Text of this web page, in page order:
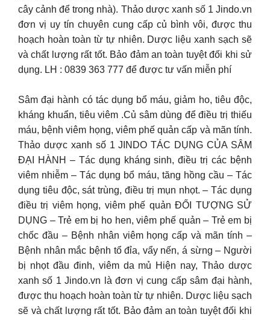
cây cảnh để trong nhà). Thảo dược xanh số 1 Jindo.vn
đơn vị uy tín chuyên cung cấp củ bình vôi, được thu
hoạch hoàn toàn từ tự nhiên. Dược liệu xanh sạch sẽ
và chất lượng rất tốt. Bảo đảm an toàn tuyệt đối khi sử
dụng. LH : 0839 363 777 để được tư vấn miễn phí
Sâm đại hành có tác dụng bổ máu, giảm ho, tiêu độc,
kháng khuẩn, tiêu viêm .Củ sâm dùng để điều trị thiếu
máu, bệnh viêm họng, viêm phế quản cấp và mãn tính.
Thảo dược xanh số 1 JINDO TÁC DỤNG CỦA SÂM
ĐẠI HÀNH – Tác dụng kháng sinh, điều trị các bệnh
viêm nhiễm – Tác dụng bổ máu, tăng hồng cầu – Tác
dụng tiêu độc, sát trùng, điều trị mụn nhọt. – Tác dụng
điều trị viêm họng, viêm phế quản ĐỐI TƯỢNG SỬ
DỤNG – Trẻ em bị ho hen, viêm phế quản – Trẻ em bị
chốc đầu – Bệnh nhân viêm họng cấp và mãn tính –
Bệnh nhân mắc bệnh tổ đỉa, vẩy nến, á sừng – Người
bị nhọt đầu đinh, viêm da mủ Hiện nay, Thảo dược
xanh số 1 Jindo.vn là đơn vị cung cấp sâm đại hành,
được thu hoạch hoàn toàn từ tự nhiên. Dược liệu sạch
sẽ và chất lượng rất tốt. Bảo đảm an toàn tuyệt đối khi